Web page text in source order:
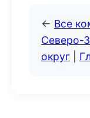
← Все
Северо-
округ